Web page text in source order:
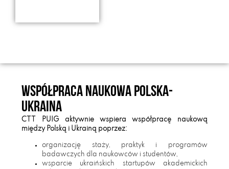
Współpraca naukowa Polska-
Ukraina
CTT PUIG aktywnie wspiera współpracę naukową
między Polską i Ukrainą poprzez:
organizację staży, praktyk i programów
badawczych dla naukowców i studentów,
wsparcie ukraińskich startupów akademickich